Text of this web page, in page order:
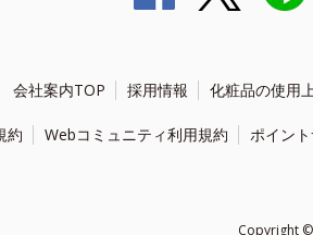
会社案内TOP 採用情報 化粧品の使用
約 Webコミュニティ利用規約 ポイン
Copyright ©